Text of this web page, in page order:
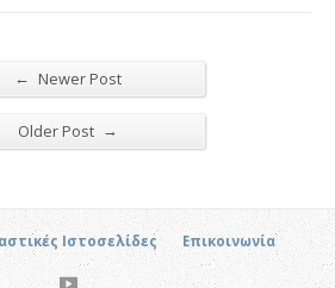
← Newer Post
Older Post →
Ιστοσελίδες Επικοινωνία